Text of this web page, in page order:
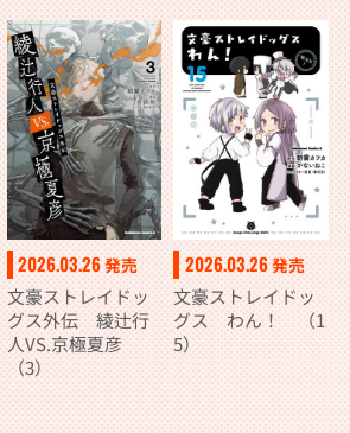
2026.03.26発売
文豪ストレイドッ
グス外伝 綾辻行
人VS.京極夏彦
（3）
2026.03.26発売
文豪ストレイドッ
グス わん！ （1
5）